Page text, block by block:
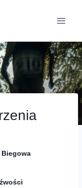
Biegowa